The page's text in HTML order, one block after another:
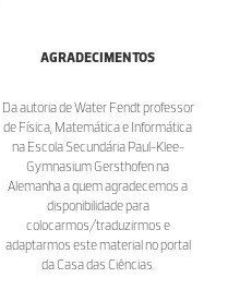
AGRADECIMENTOS
Da autoria de Water Fendt professor
de Física, Matemática e Informática
na Escola Secundária Paul-Klee-
Gymnasium Gersthofen na
Alemanha a quem agradecemos a
disponibilidade para
colocarmos/traduzirmos e
adaptarmos este material no portal
da Casa das Ciências.